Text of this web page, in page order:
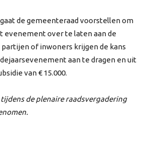
de gemeenteraad voorstellen om
evenement over te laten aan de
partijen of inwoners krijgen de kans
aan te dragen en uit
van € 15.000.
de plenaire raadsvergadering